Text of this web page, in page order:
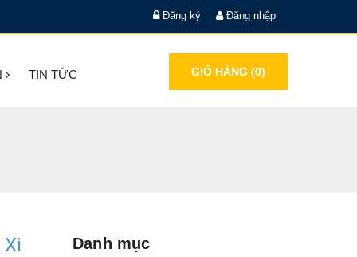
Đăng ký Đăng nhập
TIN TỨC GIỎ HÀNG (0)
Xi Danh mục